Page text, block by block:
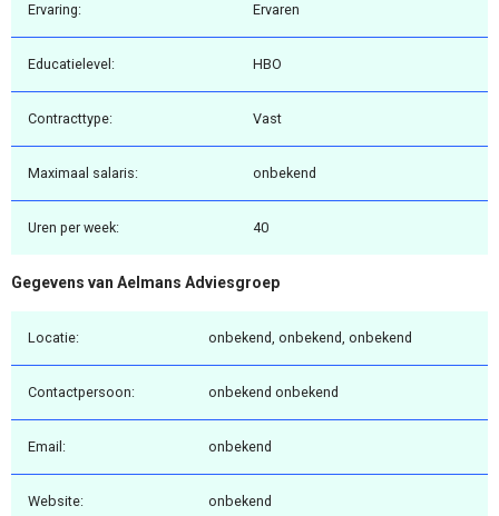
Ervaring: Ervaren
Educatielevel: HBO
Contracttype: Vast
Maximaal salaris: onbekend
Uren per week: 40
Gegevens van Aelmans Adviesgroep
Locatie: onbekend, onbekend, onbekend
Contactpersoon: onbekend onbekend
Email: onbekend
Website: onbekend